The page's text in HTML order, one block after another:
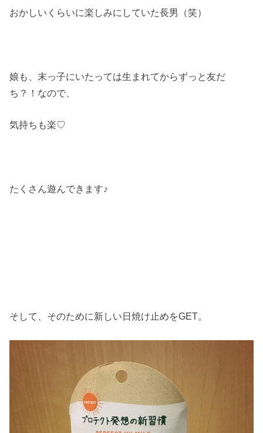
おかしいくらいに楽しみにしていた長男（笑）
娘も、末っ子にいたっては生まれてからずっと友だ
ち？！なので、
気持ちも楽♡
たくさん遊んできます♪
そして、そのために新しい日焼け止めをGET。